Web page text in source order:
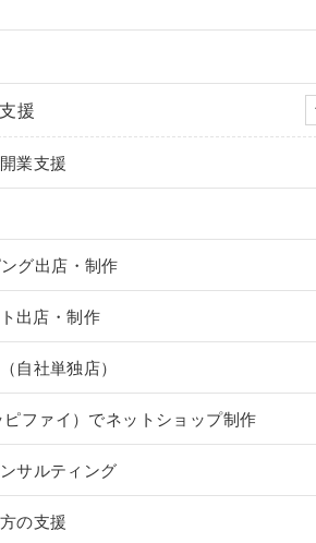
援
業支援
グ出店・制作
出店・制作
自社単独店）
ファイ）でネットショップ制作
サルティング
の支援